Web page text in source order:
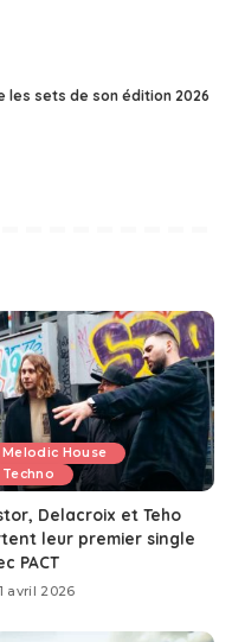
les sets de son édition 2026
Melodic House
Techno
Delacroix et Teho
leur premier single
PACT
avril 2026